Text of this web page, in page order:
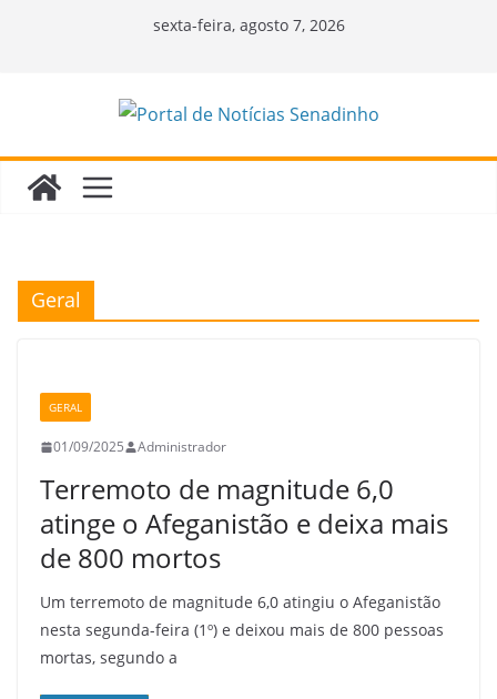
sexta-feira, agosto 7, 2026
Geral
GERAL
01/09/2025 Administrador
Terremoto de magnitude 6,0
atinge o Afeganistão e deixa mais
de 800 mortos
Um terremoto de magnitude 6,0 atingiu o Afeganistão
nesta segunda-feira (1º) e deixou mais de 800 pessoas
mortas, segundo a